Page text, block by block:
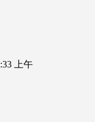
上午